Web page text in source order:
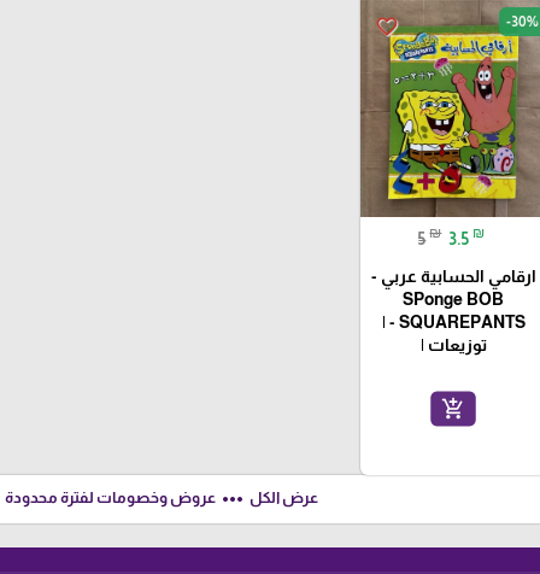
favorite_border -30%
5 ₪ 3.5 ₪
ارقامي الحسابية عربي -
SPonge BOB
SQUAREPANTS - |
توزيعات |
add_shopping_cart
عرض الكل more_horiz عروض وخصومات لفترة محدودة